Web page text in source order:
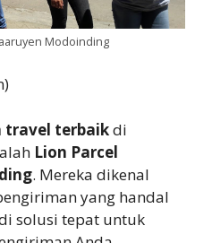
Modoinding
travel terbaikdi
Lion Parcel
. Mereka dikenal
yang handal
solusi tepat untuk